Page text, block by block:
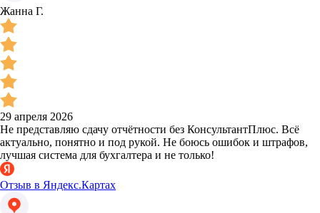
Жанна Г.
29 апреля 2026
Не представляю сдачу отчётности без КонсультантПлюс. Всё
актуально, понятно и под рукой. Не боюсь ошибок и штрафов,
лучшая система для бухгалтера и не только!
Отзыв в Яндекс.Картах